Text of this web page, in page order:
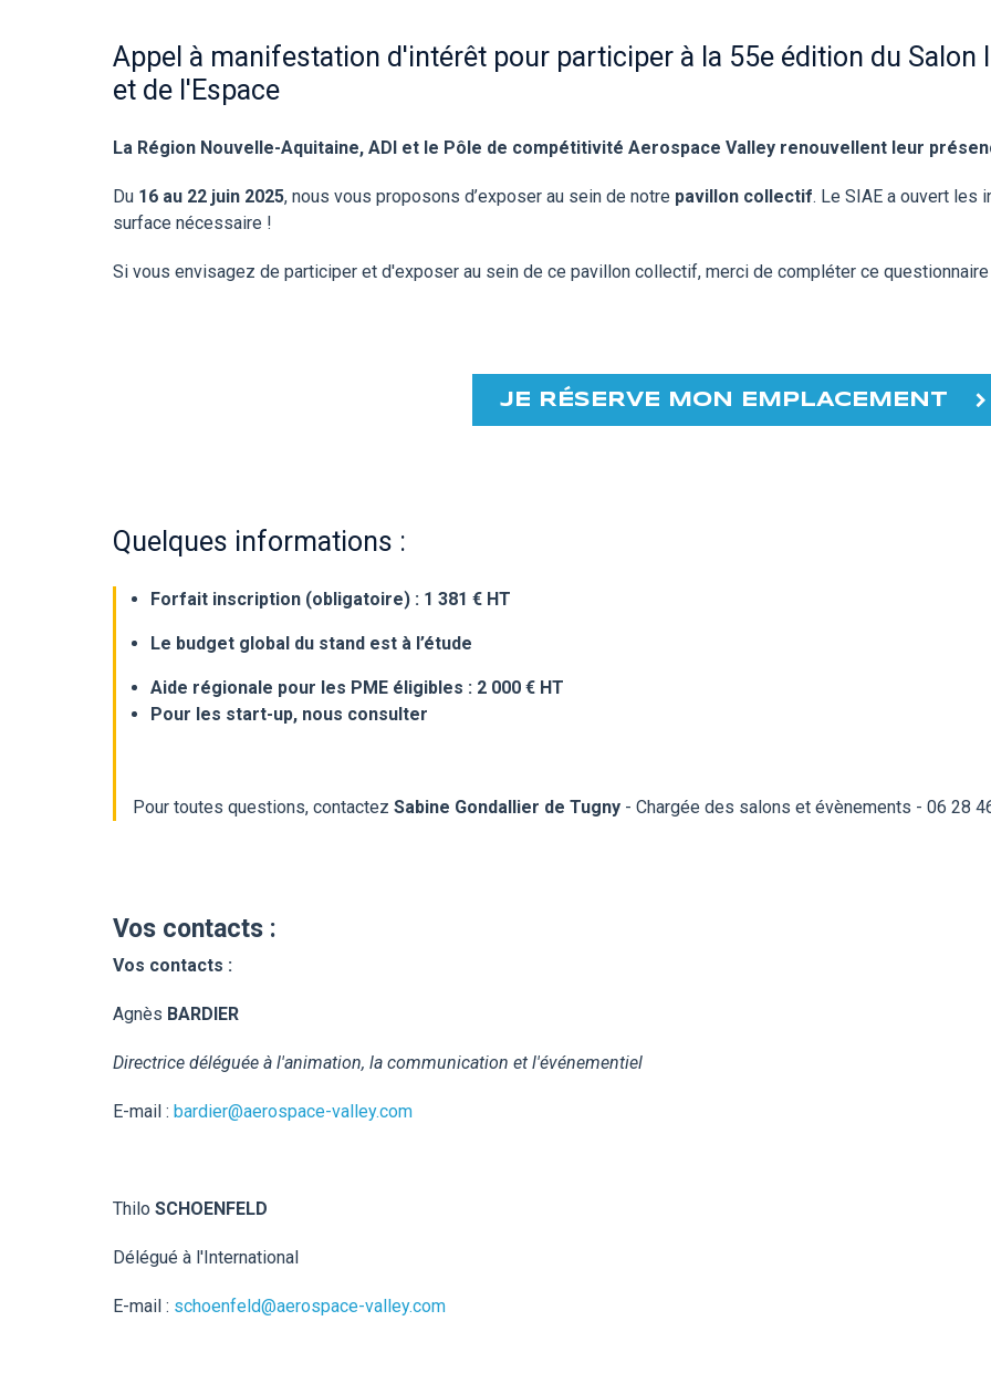
Appel à manifestation d'intérêt pour participer à la 55e édition du Salon
et de l'Espace
La Région Nouvelle-Aquitaine, ADI et le Pôle de compétitivité Aerospace Valley renouvellent leur
Du 16 au 22 juin 2025, nous vous proposons d’exposer au sein de notre pavillon collectif. Le SIAE a ouvert les
surface nécessaire !
Si vous envisagez de participer et d'exposer au sein de ce pavillon collectif, merci de compléter ce questionnaire
JE RÉSERVE MON EMPLACEMENT
Quelques informations :
Forfait inscription (obligatoire) : 1 381 € HT
Le budget global du stand est à l’étude
Aide régionale pour les PME éligibles : 2 000 € HT
Pour les start-up, nous consulter
Pour toutes questions, contactez Sabine Gondallier de Tugny - Chargée des salons et évènements - 06 28
Vos contacts :
Vos contacts :
Agnès BARDIER
Directrice déléguée à l'animation, la communication et l'événementiel
E-mail : bardier@aerospace-valley.com
Thilo SCHOENFELD
Délégué à l'International
E-mail : schoenfeld@aerospace-valley.com